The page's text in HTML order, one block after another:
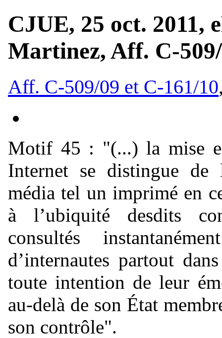
CJUE, 25 oct. 2011,
Martinez, Aff. C-
Aff. C-509/09 et C-161/10
Motif 45 : "(...) la mise
Internet se distingue de
média tel un imprimé en
à l’ubiquité desdits
consultés
d’internautes partout
toute intention de leur
au-delà de son État
son contrôle".